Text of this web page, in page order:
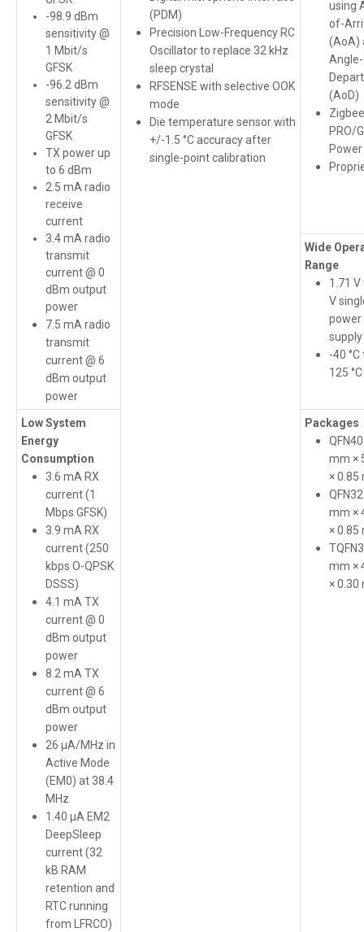
(PDM)
Precision Low-Frequency RC
Oscillator to replace 32 kHz
sleep crystal
RFSENSE with selective OOK
mode
Die temperature sensor with
+/-1.5 °C accuracy after
single-point calibration
-98.9 dBm
sensitivity @
1 Mbit/s
GFSK
-96.2 dBm
sensitivity @
2 Mbit/s
GFSK
TX power up
to 6 dBm
2.5 mA radio
receive
current
3.4 mA radio
transmit
current @ 0
dBm output
power
7.5 mA radio
transmit
current @ 6
dBm output
power
using
of-
(AoA)
(AoD)
Zigbee
PRO/
Power
Wide
Range
1.71 V
V
power
supply
-40 °C
125 °C
Low System
Energy
Consumption
3.6 mA RX
current (1
Mbps GFSK)
3.9 mA RX
current (250
kbps O-QPSK
DSSS)
4.1 mA TX
current @ 0
dBm output
power
8.2 mA TX
current @ 6
dBm output
power
26 μA/MHz in
Active Mode
(EM0) at 38.4
MHz
1.40 μA EM2
DeepSleep
current (32
kB RAM
retention and
RTC running
from LFRCO)
Packages
mm ×
× 0.85
mm ×
× 0.85
mm ×
× 0.30